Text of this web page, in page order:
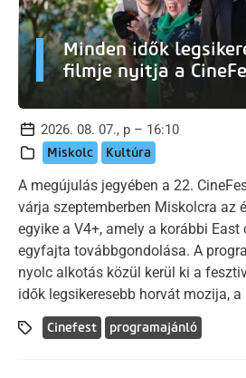
Minden idők
filmje nyitja a
2026. 08. 07., p – 16:10
Miskolc Kultúra
A megújulás jegyében a 22.
várja szeptemberben Miskolcra az
egyike a V4+, amely a korábbi East
egyfajta továbbgondolása. A
nyolc alkotás közül kerül ki a
idők legsikeresebb horvát mozija, a
Cinefest programajánló